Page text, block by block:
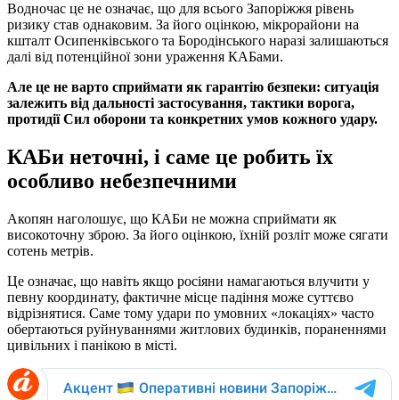
Водночас це не означає, що для всього Запоріжжя рівень
ризику став однаковим. За його оцінкою, мікрорайони на
кшталт Осипенківського та Бородінського наразі залишаються
далі від потенційної зони ураження КАБами.
Але це не варто сприймати як гарантію безпеки: ситуація
залежить від дальності застосування, тактики ворога,
протидії Сил оборони та конкретних умов кожного удару.
КАБи неточні, і саме це робить їх
особливо небезпечними
Акопян наголошує, що КАБи не можна сприймати як
високоточну зброю. За його оцінкою, їхній розліт може сягати
сотень метрів.
Це означає, що навіть якщо росіяни намагаються влучити у
певну координату, фактичне місце падіння може суттєво
відрізнятися. Саме тому удари по умовних «локаціях» часто
обертаються руйнуваннями житлових будинків, пораненнями
цивільних і панікою в місті.